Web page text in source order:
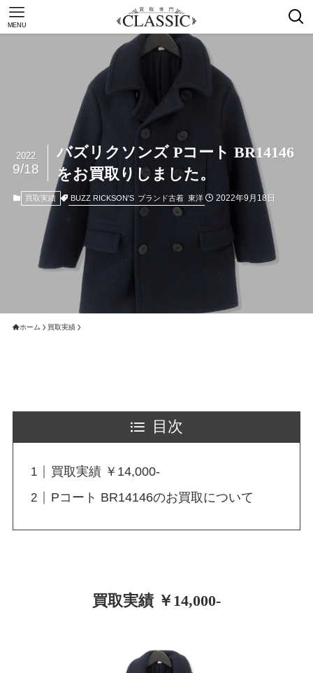
MENU
バズリクソンズ Pコート BR14146
をお買取りしました。
2022
9/18
買取実績 BUZZ RICKSON'S ブランド古着 東洋 2022年9月18日
ホーム 買取実績
目次
買取実績 ￥14,000-
Pコート BR14146のお買取について
買取実績 ￥14,000-